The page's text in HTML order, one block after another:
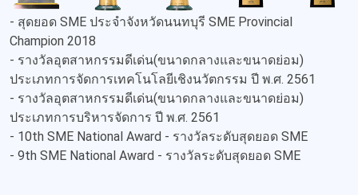
- สุดยอด SME ประจำจังหวัดนนทบุรี SME Provincial
Champion 2018
- รางวัลอุตสาหกรรมดีเด่น(ขนาดกลางและขนาดย่อม)
ประเภทการจัดการเทคโนโลยีเชิงนวัตกรรม ปี พ.ศ. 2561
- รางวัลอุตสาหกรรมดีเด่น(ขนาดกลางและขนาดย่อม)
ประเภทการบริหารจัดการ ปี พ.ศ. 2561
- 10th SME National Award - รางวัลระดับสุดยอด SME
- 9th SME National Award - รางวัลระดับสุดยอด SME